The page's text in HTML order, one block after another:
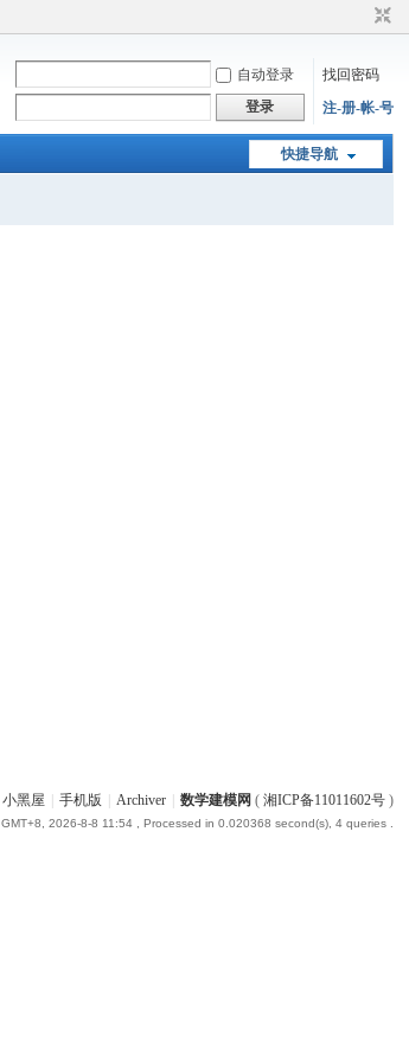
自动登录
找回密码
登录 注-册-帐-号
快捷导航
小黑屋 手机版 Archiver 数学建模网 ( 湘ICP备11011602号)
GMT+8, 2026-8-8 11:54, Processed in 0.020368 second(s), 4 queries .